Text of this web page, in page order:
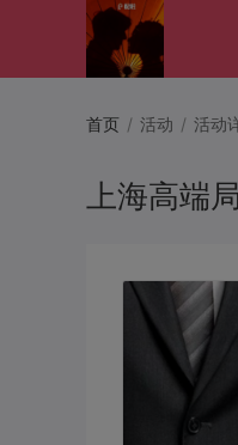
首页 / 活动 / 活动
上海高端